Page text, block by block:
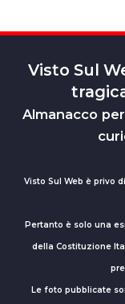
Visto Sul
Almanacco
Visto Sul Web è privo
Pertanto è solo una
della Costituzione
Le foto pubblicate